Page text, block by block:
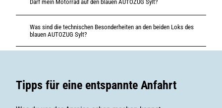
Darf mein Motorrad auf den blauen AUTOZUG Sylt?
Was sind die technischen Besonderheiten an den beiden Loks des
blauen AUTOZUG Sylt?
Tipps für eine entspannte Anfahrt